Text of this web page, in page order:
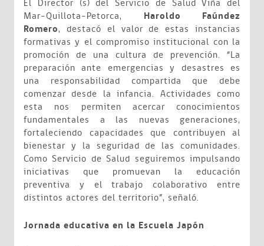
El Director (s) del Servicio de Salud Viña del
Mar–Quillota–Petorca, Haroldo Faúndez
Romero, destacó el valor de estas instancias
formativas y el compromiso institucional con la
promoción de una cultura de prevención. “La
preparación ante emergencias y desastres es
una responsabilidad compartida que debe
comenzar desde la infancia. Actividades como
esta nos permiten acercar conocimientos
fundamentales a las nuevas generaciones,
fortaleciendo capacidades que contribuyen al
bienestar y la seguridad de las comunidades.
Como Servicio de Salud seguiremos impulsando
iniciativas que promuevan la educación
preventiva y el trabajo colaborativo entre
distintos actores del territorio”, señaló.
Jornada educativa en la Escuela Japón